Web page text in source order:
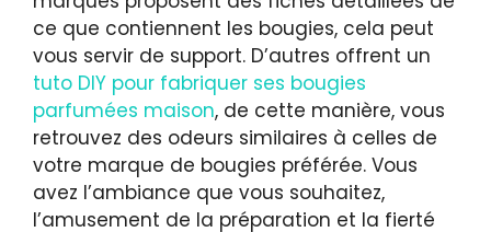
ce que contiennent les bougies, cela peut
vous servir de support. D’autres offrent un
tuto DIY pour fabriquer ses bougies
parfumées maison, de cette manière, vous
retrouvez des odeurs similaires à celles de
votre marque de bougies préférée. Vous
avez l’ambiance que vous souhaitez,
l’amusement de la préparation et la fierté